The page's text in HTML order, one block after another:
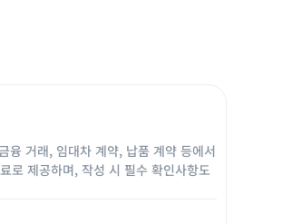
융 거래, 임대차 계약, 납품 계약 등에서
로 제공하며, 작성 시 필수 확인사항도